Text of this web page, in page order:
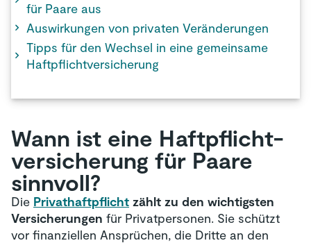
für Paare aus
Auswirkungen von privaten Veränderungen
Tipps für den Wechsel in eine gemeinsame
Haftpflichtversicherung
Wann ist eine Haft­pflicht­
versicherung für Paare
sinnvoll?
Die Privathaftpflicht zählt zu den wichtigsten
Versicherungen für Privatpersonen. Sie schützt
vor finanziellen Ansprüchen, die Dritte an den